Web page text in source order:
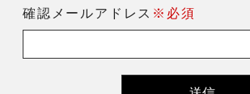
確認メールアドレス ※必須